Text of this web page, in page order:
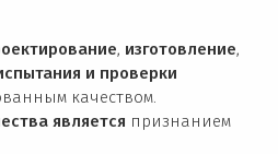
, изготовление,
и проверки
качеством.
является признанием